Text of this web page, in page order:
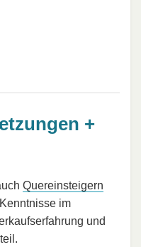
+
Quereinsteigern
im
und